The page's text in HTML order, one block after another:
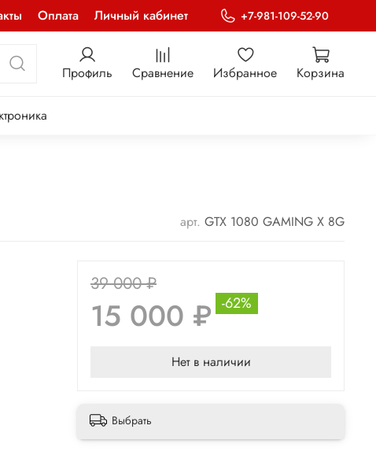
Оплата Личный кабинет +7-981-109-52-90
Профиль Сравнение Избранное Корзина
арт. GTX 1080 GAMING X 8G
39 000 ₽
15 000 ₽ -62%
Нет в наличии
Выбрать